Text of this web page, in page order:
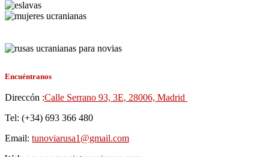
Encuéntranos
Direccón :Calle Serrano 93, 3E, 28006, Madrid
Tel: (+34) 693 366 480
Email: tunoviarusa1@gmail.com